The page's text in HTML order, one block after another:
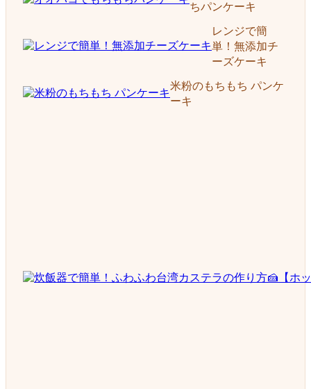
ちパンケーキ
レンジで簡
単！無添加チ
ーズケーキ
米粉のもちもち パンケ
ーキ